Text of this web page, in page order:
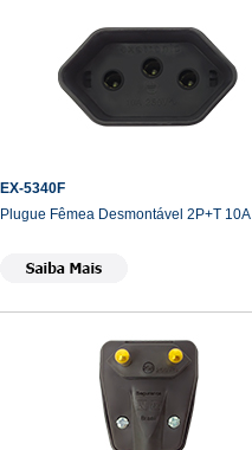
EX-5340F
Plugue Fêmea Desmontável 2P+T 10A